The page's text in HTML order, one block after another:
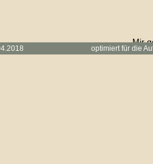
Mir
optimiert für die